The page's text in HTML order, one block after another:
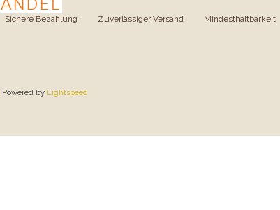
Sichere Bezahlung Zuverlässiger Versand Mindesthaltbarkeit
Powered by Lightspeed